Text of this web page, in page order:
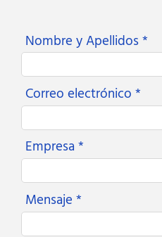
Nombre y Apellidos *
Correo electrónico *
Empresa *
Mensaje *